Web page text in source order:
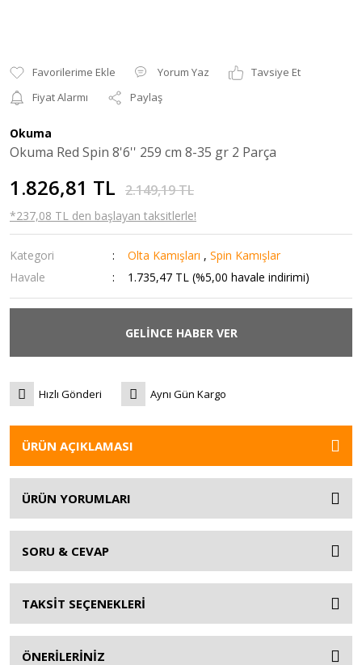
Yorum Yaz
Tavsiye Et
Fiyat Alarmı
Paylaş
Okuma
Okuma Red Spin 8'6'' 259 cm 8-35 gr 2 Parça
1.826,81 TL 2.149,19 TL
*237,08 TL den başlayan taksitlerle!
Kategori Olta Kamışları ,Spin Kamışlar
Havale
1.735,47 TL (%5,00 havale indirimi)
GELİNCE HABER VER
Hızlı Gönderi Aynı Gün Kargo
ÜRÜN AÇIKLAMASI
ÜRÜN YORUMLARI
SORU & CEVAP
TAKSİT SEÇENEKLERİ
ÖNERİLERİNİZ